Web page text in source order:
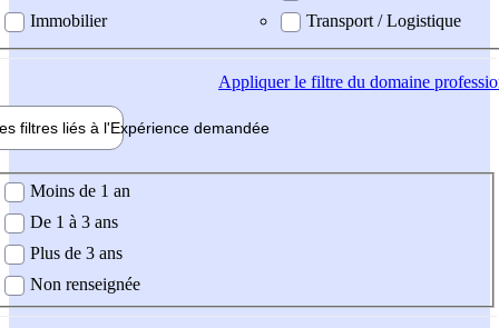
Immobilier
Transport / Logistique
Appliquerle filtre du domaine
filtres liés à l'Expérience demandée
demandée
Moins de 1 an
De 1 à 3 ans
Plus de 3 ans
Non renseignée